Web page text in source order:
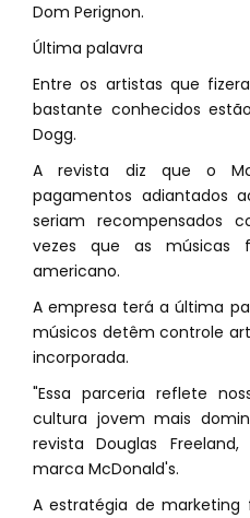
Dom Perignon.
Última palavra
Entre os artistas que
bastante conhecidos
Dogg.
A revista diz que o
pagamentos adiantados
seriam recompensados
vezes que as músicas
americano.
A empresa terá a última
músicos detêm controle
incorporada.
"Essa parceria reflete
cultura jovem mais
revista Douglas
marca McDonald's.
A estratégia de